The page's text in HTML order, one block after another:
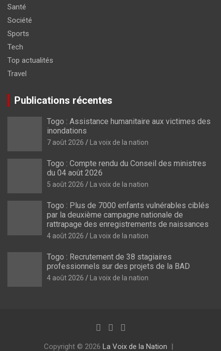
Santé
Société
Sports
Tech
Top actualités
Travel
Publications récentes
Togo : Assistance humanitaire aux victimes des
inondations
7 août 2026 La voix de la nation
Togo : Compte rendu du Conseil des ministres
du 04 août 2026
5 août 2026 La voix de la nation
Togo : Plus de 7000 enfants vulnérables ciblés
par la deuxième campagne nationale de
rattrapage des enregistrements de naissances
4 août 2026 La voix de la nation
Togo : Recrutement de 38 stagiaires
professionnels sur des projets de la BAD
4 août 2026 La voix de la nation
Copyright © 2026 La Voix de la Nation